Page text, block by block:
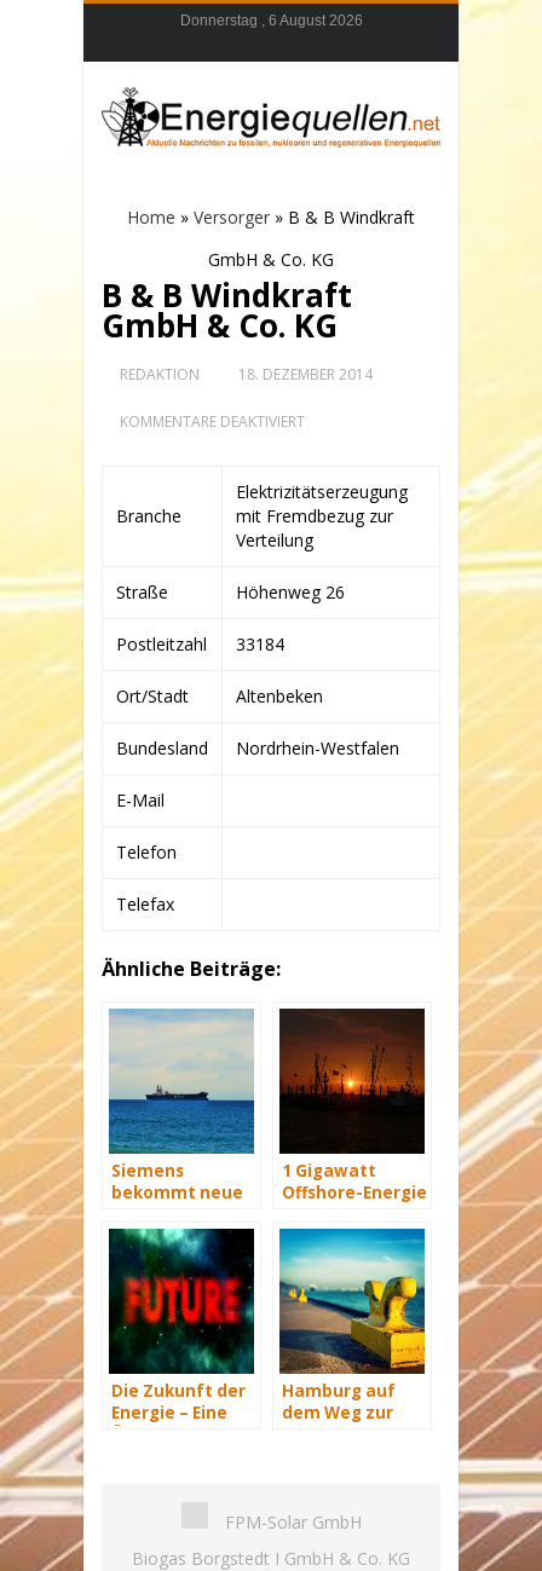
Donnerstag , 6 August 2026
Home » Versorger » B & B Windkraft
GmbH & Co. KG
B & B Windkraft
GmbH & Co. KG
REDAKTION 18. DEZEMBER 2014
KOMMENTARE DEAKTIVIERTFÜR
WINDKRAFT
GMBH
&
CO.
Branche
Elektrizitätserzeugung
mit Fremdbezug zur
Verteilung
Straße Höhenweg 26
Postleitzahl 33184
Ort/Stadt Altenbeken
Bundesland Nordrhein-Westfalen
E-Mail
Telefon
Telefax
Ähnliche Beiträge:
Siemens
bekommt neue
Schiffe
1 Gigawatt
Offshore-Energie
Die Zukunft der
Energie – Eine
Hamburg auf
dem Weg zur
FPM-Solar GmbH
Biogas Borgstedt I GmbH & Co. KG